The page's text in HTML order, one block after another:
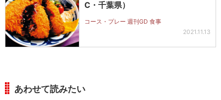
C・千葉県）
コース・プレー 週刊GD 食事
2021.11.13
あわせて読みたい